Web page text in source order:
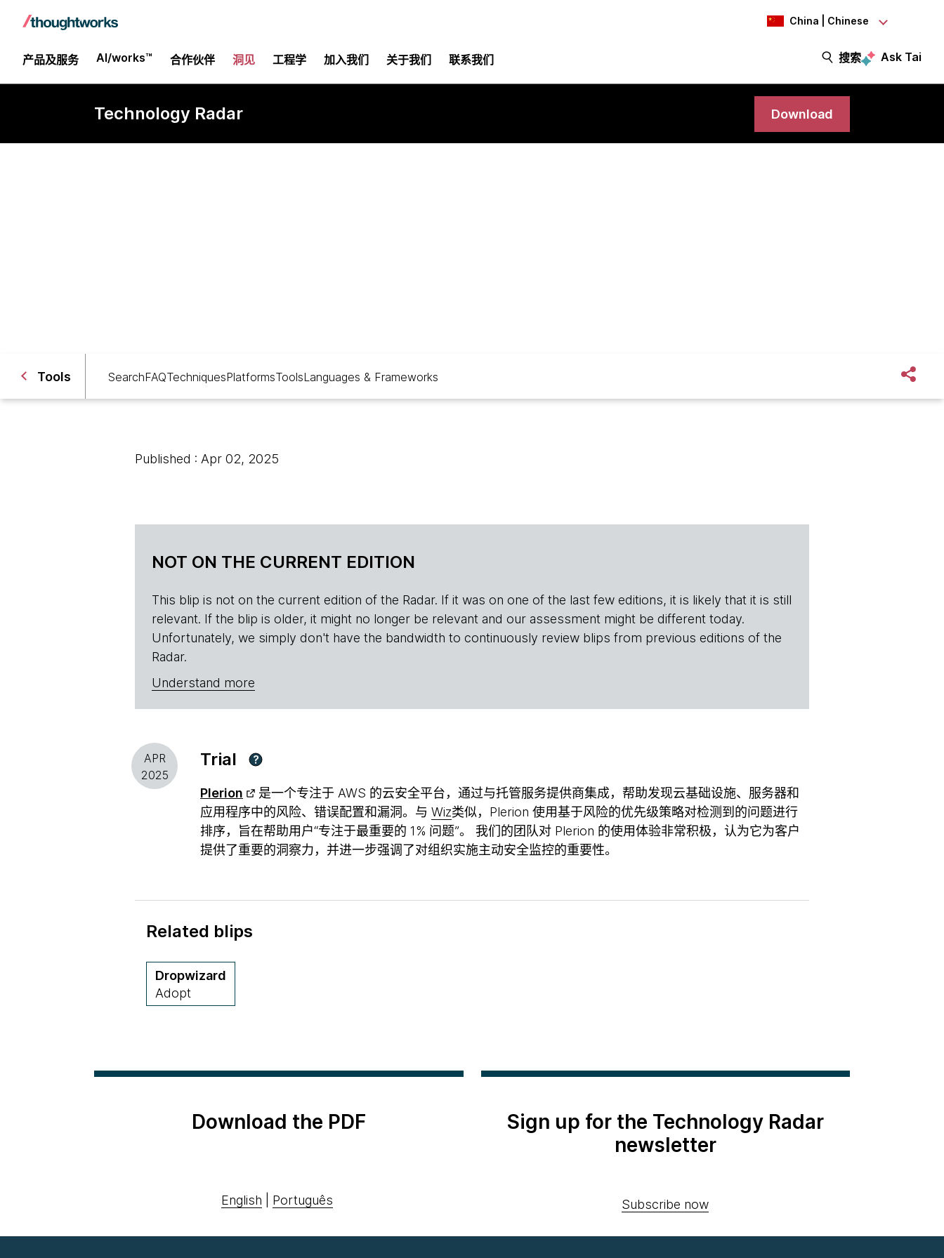
China | Chinese
产品及服务 AI/works™ 合作伙伴 洞见 工程学 加入我们 关于我们 联系我们 搜索 Ask Tai
Technology Radar Download
Tools SearchFAQTechniquesPlatformsToolsLanguages & Frameworks
Published : Apr 02, 2025
NOT ON THE CURRENT EDITION
This blip is not on the current edition of the Radar. If it was on one of the last few editions, it is likely that it is still
relevant. If the blip is older, it might no longer be relevant and our assessment might be different today.
Unfortunately, we simply don't have the bandwidth to continuously review blips from previous editions of the
Radar.
Understand more
APR
2025
Trial ?
Plerion
是一个专注于 AWS 的云安全平台，通过与托管服务提供商集成，帮助发现云基础设施、服务器和
应用程序中的风险、错误配置和漏洞。与 Wiz类似，Plerion 使用基于风险的优先级策略对检测到的问题进行
排序，旨在帮助用户“专注于最重要的 1% 问题”。 我们的团队对 Plerion 的使用体验非常积极，认为它为客户
提供了重要的洞察力，并进一步强调了对组织实施主动安全监控的重要性。
Related blips
Dropwizard
Adopt
Download the PDF
English Português
Sign up for the Technology Radar
newsletter
Subscribe now